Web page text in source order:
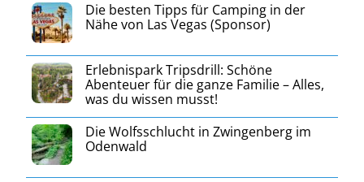
Die besten Tipps für Camping in der
Nähe von Las Vegas (Sponsor)
Erlebnispark Tripsdrill: Schöne
Abenteuer für die ganze Familie – Alles,
was du wissen musst!
Die Wolfsschlucht in Zwingenberg im
Odenwald